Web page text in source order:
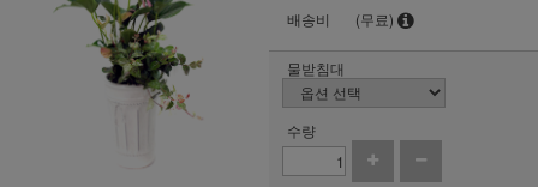
배송비
(무료)
물받침대
수량